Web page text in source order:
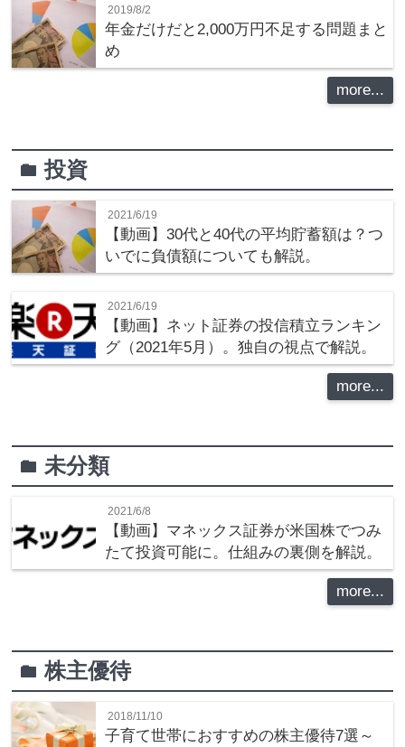
2019/8/2
年金だけだと2,000万円不足する問題まと
め
more...
folder投資
2021/6/19
【動画】30代と40代の平均貯蓄額は？つ
いでに負債額についても解説。
2021/6/19
【動画】ネット証券の投信積立ランキン
グ（2021年5月）。独自の視点で解説。
more...
folder未分類
2021/6/8
【動画】マネックス証券が米国株でつみ
たて投資可能に。仕組みの裏側を解説。
more...
folder株主優待
2018/11/10
子育て世帯におすすめの株主優待7選～